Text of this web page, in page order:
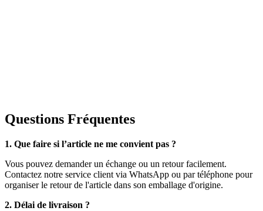
Questions Fréquentes
1. Que faire si l’article ne me convient pas ?
Vous pouvez demander un échange ou un retour facilement.
Contactez notre service client via WhatsApp ou par téléphone pour
organiser le retour de l'article dans son emballage d'origine.
2. Délai de livraison ?